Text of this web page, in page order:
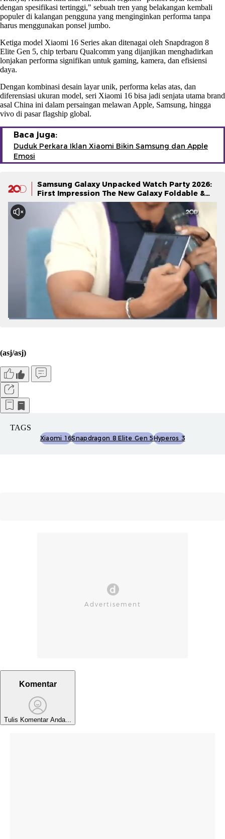
dengan spesifikasi tertinggi," sebuah tren yang belakangan kembali
populer di kalangan pengguna yang menginginkan performa tanpa
harus menggunakan ponsel jumbo.
Ketiga model Xiaomi 16 Series akan ditenagai oleh Snapdragon 8
Elite Gen 5, chip terbaru Qualcomm yang dijanjikan menghadirkan
lonjakan performa signifikan untuk gaming, kamera, dan efisiensi
daya.
Dengan kombinasi desain layar unik, performa kelas atas, dan
diferensiasi ukuran model, seri Xiaomi 16 bisa jadi senjata utama brand
asal China ini dalam persaingan melawan Apple, Samsung, hingga
vivo di pasar flagship global.
Baca juga:
Duduk Perkara Iklan Xiaomi Bikin Samsung dan Apple
Emosi
Samsung Galaxy Unpacked Watch Party 2026:
First Impression The New Galaxy Foldable &
Galaxy Watch Series
(asj/asj)
TAGS
Xiaomi 16Snapdragon 8 Elite Gen 5Hyperos 3
Komentar
Tulis Komentar Anda...